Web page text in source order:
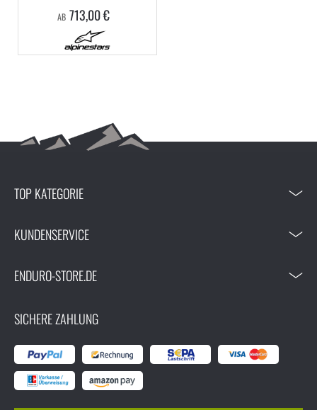
AB 713,00 €
TOP KATEGORIE
KUNDENSERVICE
ENDURO-STORE.DE
SICHERE ZAHLUNG